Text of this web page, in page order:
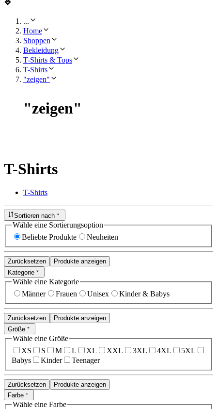
...
Home
Shoppen
Bekleidung
T-Shirts & Tops
T-Shirts
"zeigen"
"zeigen"
T-Shirts
T-Shirts
Sortieren nach
Wähle eine Sortierungsoption
Beliebte Produkte
Neuheiten
Zurücksetzen
Produkte anzeigen
Kategorie
Wähle eine Kategorie
Männer
Frauen Unisex Kinder & Babys
Zurücksetzen
Produkte anzeigen
Größe
Wähle eine Größe
XS
S M L XL XXL 3XL 4XL
5XL
Babys
Kinder Teenager
Zurücksetzen
Produkte anzeigen
Farbe
Wähle eine Farbe